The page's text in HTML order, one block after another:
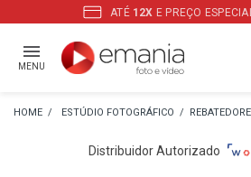
ATÉ 12X E PREÇO
MENU
ESTÚDIO FOTOGRÁFICO
Distribuidor Autorizado